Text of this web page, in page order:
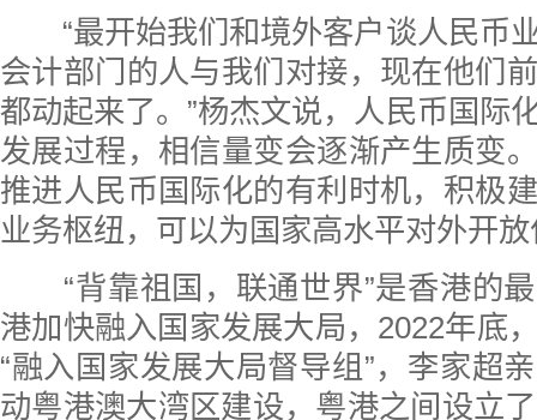
“最开始我们和境外客户谈人民币
会计部门的人与我们对接，现在他们
都动起来了。”杨杰文说，人民币国际
发展过程，相信量变会逐渐产生质变
推进人民币国际化的有利时机，积极
业务枢纽，可以为国家高水平对外开
“背靠祖国，联通世界”是香港的最
港加快融入国家发展大局，2022年底
“融入国家发展大局督导组”，李家超
动粤港澳大湾区建设，粤港之间设立